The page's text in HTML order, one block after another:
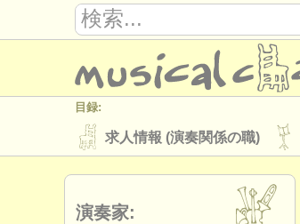
目録:
求人情報 (演奏関係の職)
楽器の販売 盗まれた楽器
ディレクトリー:
演奏家: